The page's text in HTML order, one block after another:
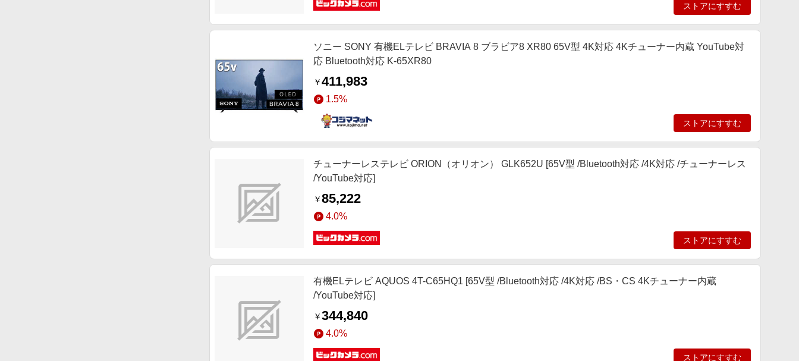
ストアにすすむ
ソニー SONY 有機ELテレビ BRAVIA 8 ブラビア8 XR80 65V型 4K対応 4Kチューナー内蔵 YouTube対
応 Bluetooth対応 K-65XR80
￥411,983
1.5%
ストアにすすむ
チューナーレステレビ ORION（オリオン） GLK652U [65V型 /Bluetooth対応 /4K対応 /チューナーレス
/YouTube対応]
￥85,222
4.0%
ストアにすすむ
有機ELテレビ AQUOS 4T-C65HQ1 [65V型 /Bluetooth対応 /4K対応 /BS・CS 4Kチューナー内蔵
/YouTube対応]
￥344,840
4.0%
ストアにすすむ